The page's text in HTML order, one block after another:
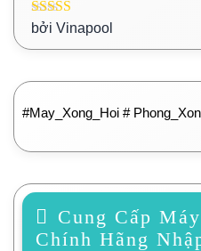
Được xếp
bởi Vinapool
#May_Xong_Hoi #
Cung Cấp
Chính Hãng